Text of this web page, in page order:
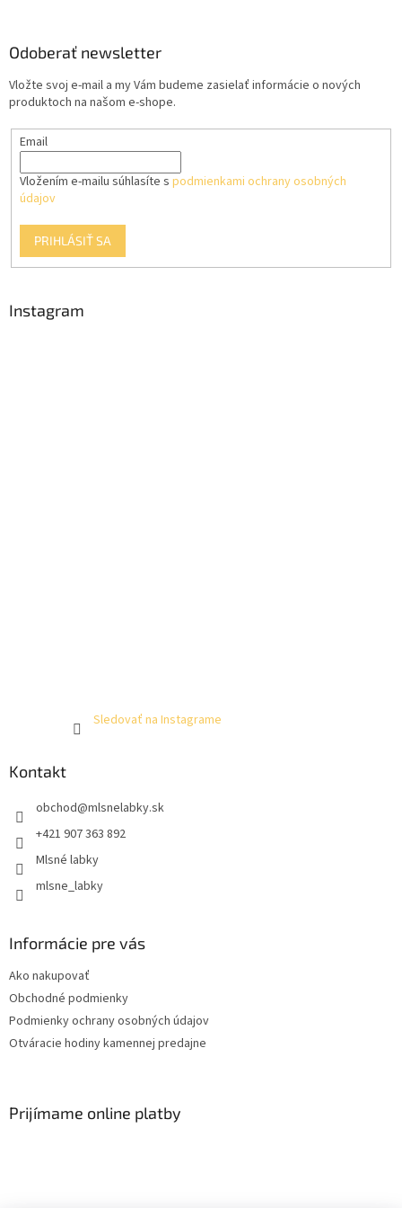
Odoberať newsletter
Vložte svoj e-mail a my Vám budeme zasielať informácie o nových
produktoch na našom e-shope.
Email
Vložením e-mailu súhlasíte s podmienkami ochrany osobných
údajov
PRIHLÁSIŤ SA
Instagram
Sledovať na Instagrame
Kontakt
obchod@mlsnelabky.sk
+421 907 363 892
Mlsné labky
mlsne_labky
Informácie pre vás
Ako nakupovať
Obchodné podmienky
Podmienky ochrany osobných údajov
Otváracie hodiny kamennej predajne
Prijímame online platby